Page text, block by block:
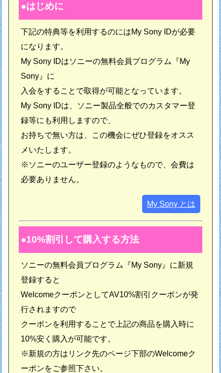
はじめに
下記の特典等を利用するのにはMy Sony IDが必要
になります。
My Sony IDはソニーの無料会員プログラム『My
Sony』に
入会をすることで取得が可能となっています。
My Sony IDは、ソニー製品全般でのカスタマー登
録等にも利用しますので、
お持ちで無い方は、この機会にぜひ登録をオスス
メいたします。
※ソニーのユーザー登録のようなもので、会費は
必要ありません。
My Sony とは
10%割引して購入する方法
ソニーの無料会員プログラム『My Sony』に新規
登録すると
WelcomeクーポンとしてAV10%割引クーポンが発
行されますので
クーポンを利用することで上記の商品を購入時に
10%安く購入が可能です。
※新規の方はリンク先のページ下部のWelcomeク
ーポンをご参照下さい。